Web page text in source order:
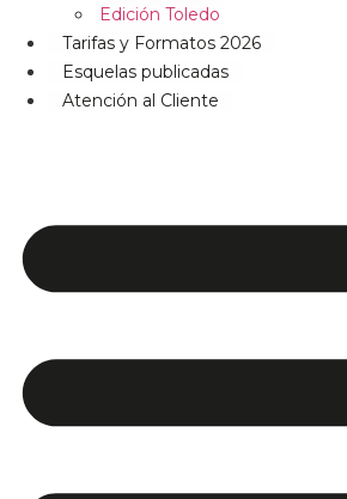
Edición Toledo
Tarifas y Formatos 2026
Esquelas publicadas
Atención al Cliente